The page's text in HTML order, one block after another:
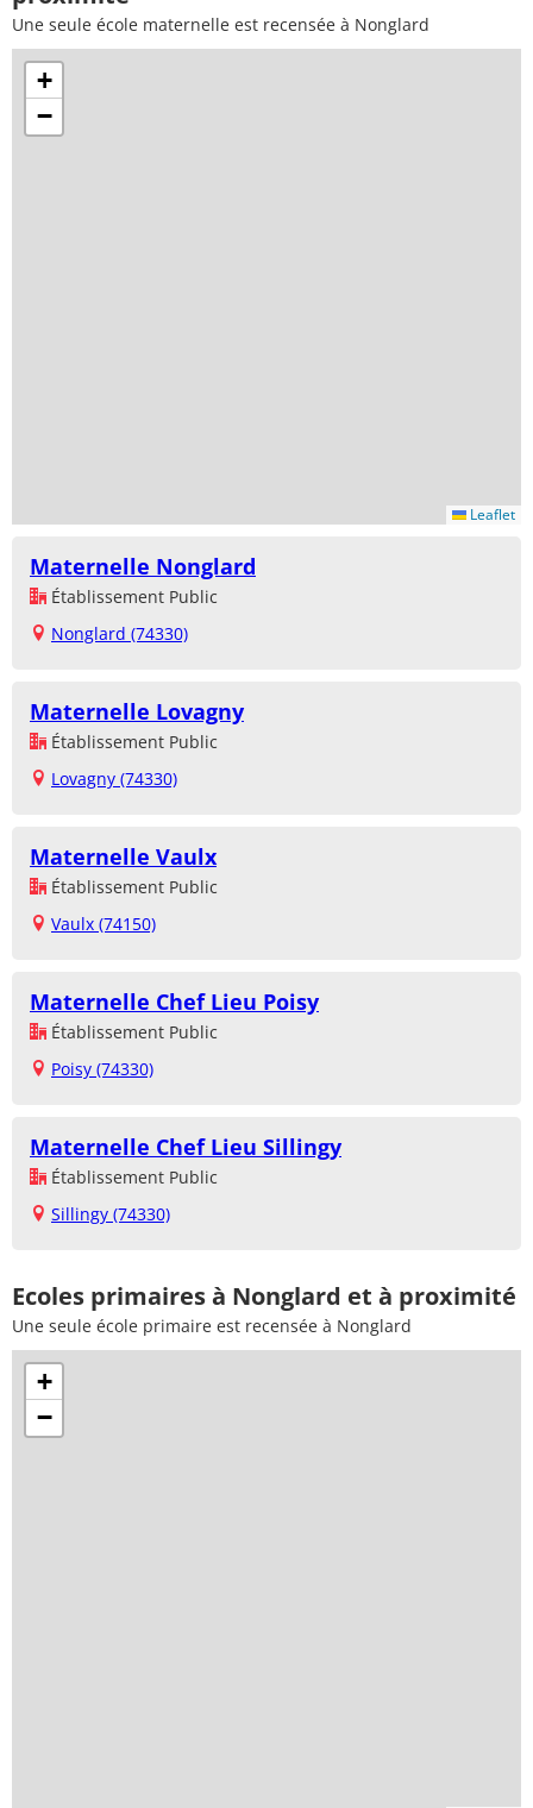
Une seule école maternelle est recensée à Nonglard
+
−
Leaflet
Maternelle Nonglard
Établissement Public
Nonglard (74330)
Maternelle Lovagny
Établissement Public
Lovagny (74330)
Maternelle Vaulx
Établissement Public
Vaulx (74150)
Maternelle Chef Lieu Poisy
Établissement Public
Poisy (74330)
Maternelle Chef Lieu Sillingy
Établissement Public
Sillingy (74330)
Ecoles primaires à Nonglard et à proximité
Une seule école primaire est recensée à Nonglard
+
−